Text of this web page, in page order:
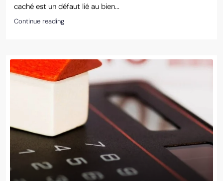
caché est un défaut lié au bien...
Continue reading